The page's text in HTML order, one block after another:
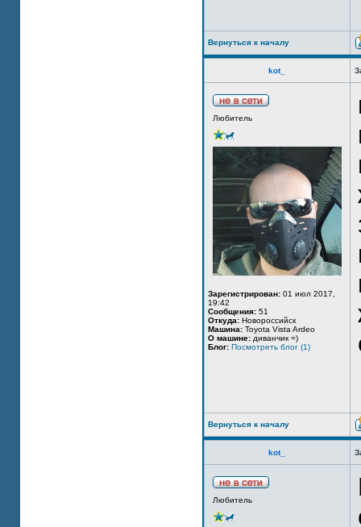
Вернуться к началу
kot_
Любитель
Зарегистрирован: 01 июл 2017,
19:42
Сообщения: 51
Откуда: Новороссийск
Машина: Toyota Vista Ardeo
О машине: диванчик =)
Блог: Посмотреть блог (1)
Вернуться к началу
kot_
Любитель